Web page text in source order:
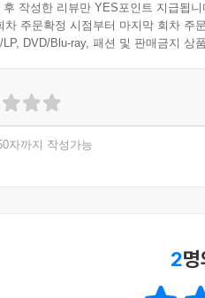
작성한 리뷰만 YES포인트 지급됩니
차 주문확정 시점부터 마지막 회차 주
DVD/Blu-ray, 패션 및 판매금지 상
자까지 작성가능
2